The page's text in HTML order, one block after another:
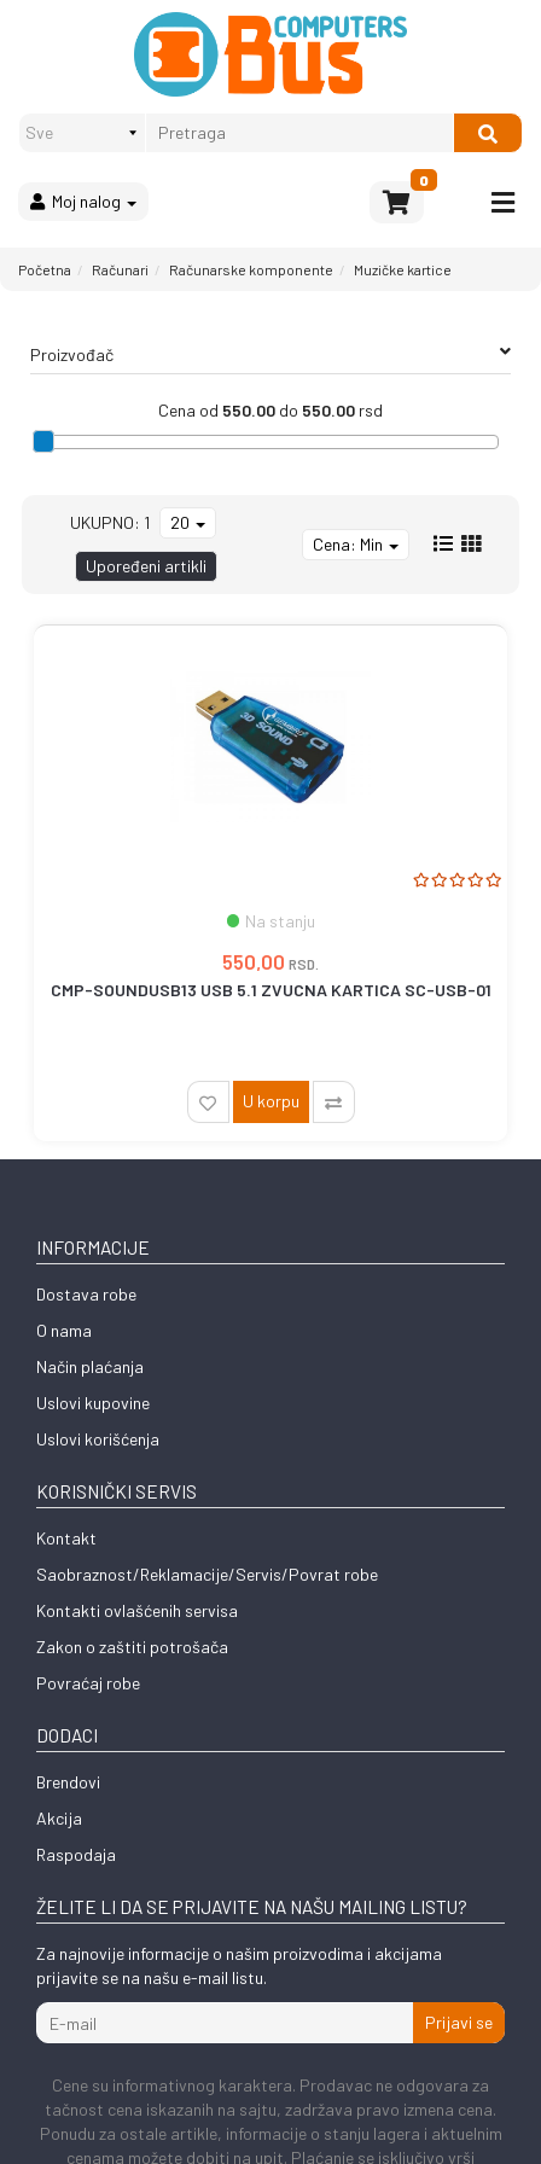
Moj nalog
0
Računari
Bela
Akcija
Sve
Početna Računari Računarske komponente Muzičke kartice
Proizvođač
Cena od 550.00 do 550.00 rsd
UKUPNO: 1 20
Upoređeni artikli
Cena: Min
Na stanju
550,00 RSD.
CMP-SOUNDUSB13 USB 5.1 ZVUCNA KARTICA SC-USB-01
U korpu
INFORMACIJE
Dostava robe
O nama
Način plaćanja
Uslovi kupovine
Uslovi korišćenja
KORISNIČKI SERVIS
Kontakt
Saobraznost/Reklamacije/Servis/Povrat robe
Kontakti ovlašćenih servisa
Zakon o zaštiti potrošača
Povraćaj robe
DODACI
Brendovi
Akcija
Raspodaja
ŽELITE LI DA SE PRIJAVITE NA NAŠU MAILING LISTU?
Za najnovije informacije o našim proizvodima i akcijama
prijavite se na našu e-mail listu.
Prijavi se
Cene su informativnog karaktera. Prodavac ne odgovara za
tačnost cena iskazanih na sajtu, zadržava pravo izmena cena.
Ponudu za ostale artikle, informacije o stanju lagera i aktuelnim
cenama možete dobiti na upit. Plaćanje se isključivo vrši